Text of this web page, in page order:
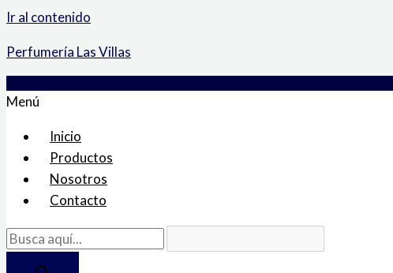
Ir al contenido
Perfumería Las Villas
Menú
Inicio
Productos
Nosotros
Contacto